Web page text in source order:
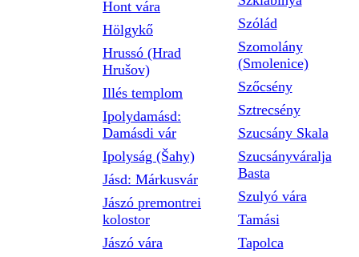
Hont vára
Hölgykő
Hrussó (Hrad
Hrušov)
Illés templom
Ipolydamásd:
Damásdi vár
Ipolyság (Šahy)
Jásd: Márkusvár
Jászó premontrei
kolostor
Jászó vára
Szólád
Szomolány
(Smolenice)
Szőcsény
Sztrecsény
Szucsány Skala
Szucsányváralja
Basta
Szulyó vára
Tamási
Tapolca